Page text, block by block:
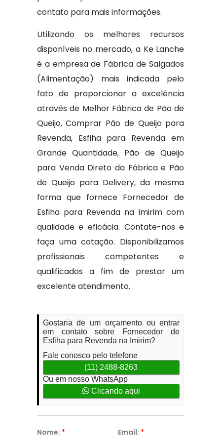
contato para mais informações.
Utilizando os melhores recursos
disponíveis no mercado, a Ke Lanche
é a empresa de Fábrica de Salgados
(Alimentação) mais indicada pelo
fato de proporcionar a excelência
através de Melhor Fábrica de Pão de
Queijo, Comprar Pão de Queijo para
Revenda, Esfiha para Revenda em
Grande Quantidade, Pão de Queijo
para Venda Direto da Fábrica e Pão
de Queijo para Delivery, da mesma
forma que fornece Fornecedor de
Esfiha para Revenda na Imirim com
qualidade e eficácia. Contate-nos e
faça uma cotação. Disponibilizamos
profissionais competentes e
qualificados a fim de prestar um
excelente atendimento.
Gostaria de um orçamento ou entrar
em contato sobre Fornecedor de
Esfiha para Revenda na Imirim?
Fale conosco pelo telefone
(11) 2488-8263
Ou em nosso WhatsApp
Clicando aqui
Nome: * Email: *